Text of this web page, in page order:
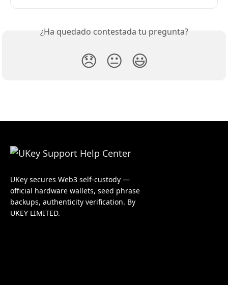
¿Ha quedado contestada tu pregunta?
😞 😐 😃
UKey secures Web3 self-custody —
official hardware wallets, seed phrase
backups, authenticity verification. By
UKEY LIMITED.